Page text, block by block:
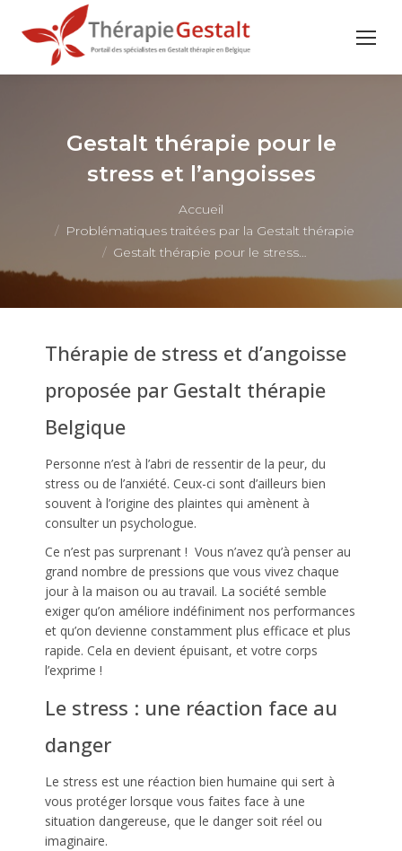
Gestalt thérapie pour le
stress et l’angoisses
Accueil
Problématiques traitées par la Gestalt thérapie
Gestalt thérapie pour le stress…
Thérapie de stress et d’angoisse
proposée par Gestalt thérapie
Belgique
Personne n’est à l’abri de ressentir de la peur, du
stress ou de l’anxiété. Ceux-ci sont d’ailleurs bien
souvent à l’origine des plaintes qui amènent à
consulter un psychologue.
Ce n’est pas surprenant ! Vous n’avez qu’à penser au
grand nombre de pressions que vous vivez chaque
jour à la maison ou au travail. La société semble
exiger qu’on améliore indéfiniment nos performances
et qu’on devienne constamment plus efficace et plus
rapide. Cela en devient épuisant, et votre corps
l’exprime !
Le stress : une réaction face au
danger
Le stress est une réaction bien humaine qui sert à
vous protéger lorsque vous faites face à une
situation dangereuse, que le danger soit réel ou
imaginaire.